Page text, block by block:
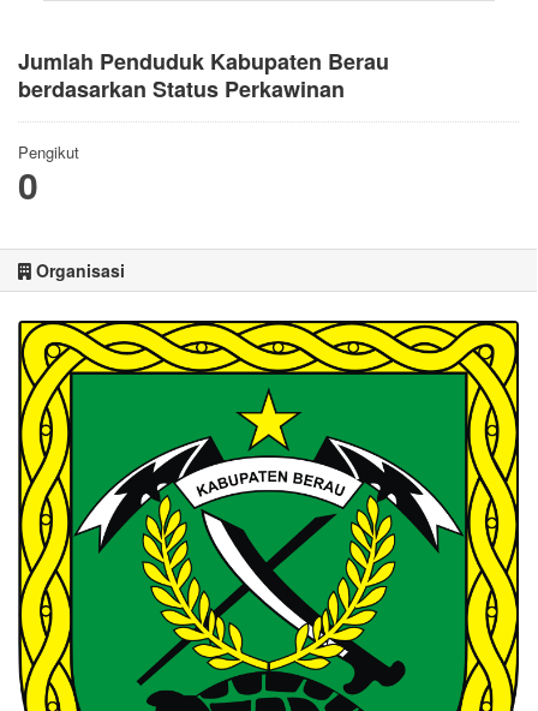
Jumlah Penduduk Kabupaten Berau
berdasarkan Status Perkawinan
Pengikut
0
Organisasi